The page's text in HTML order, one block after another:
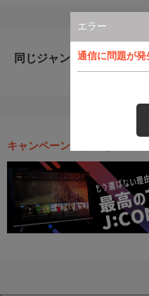
エラー
通信に問題が
同じジャンルのおすすめ
キャンペーン・お得な情報